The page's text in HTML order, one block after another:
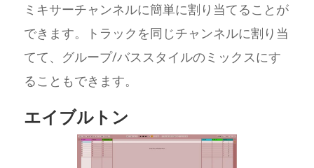
ミキサーチャンネルに簡単に割り当てることが
できます。トラックを同じチャンネルに割り当
てて、グループ/バススタイルのミックスにす
ることもできます。
エイブルトン